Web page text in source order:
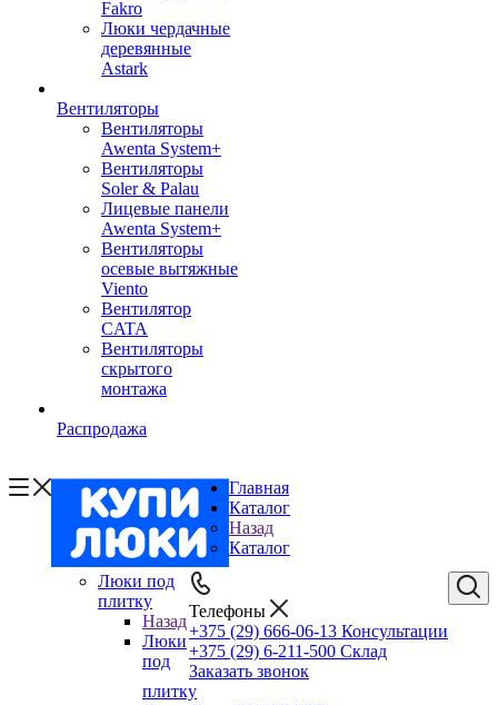
Fakro
Люки чердачные
деревянные
Astark
Вентиляторы
Вентиляторы
Awenta System+
Вентиляторы
Soler & Palau
Лицевые панели
Awenta System+
Вентиляторы
осевые вытяжные
Viento
Вентилятор
CATA
Вентиляторы
скрытого
монтажа
Распродажа
Телефоны
+375 (29) 666-06-13 Консультации
+375 (29) 6-211-500 Склад
Заказать звонок
Главная
Каталог
Назад
Каталог
Люки под
плитку
Назад
Люки
под
плитку